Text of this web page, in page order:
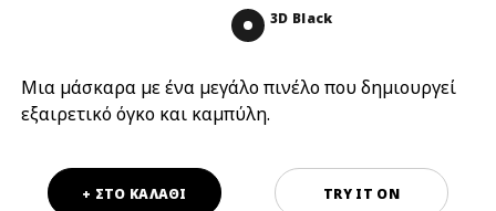
Μια μάσκαρα με ένα μεγάλο πινέλο που δημιουργεί
εξαιρετικό όγκο και καμπύλη.
3D Black
TRY IT ON
+ ΣΤΟ ΚΑΛΑΘΙ